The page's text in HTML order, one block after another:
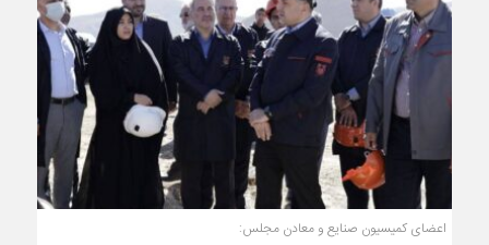
اعضای کمیسیون صنایع و معادن مجلس: